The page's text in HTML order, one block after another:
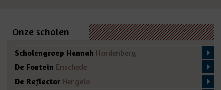
Onze scholen
Scholengroep Hannah Hardenberg
De Fontein Enschede
De Reflector Hengelo